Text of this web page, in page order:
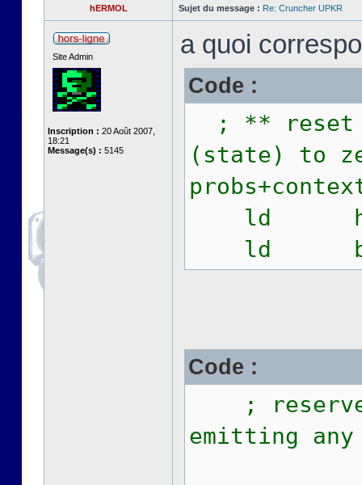
hERMOL Sujet du message : Re: Cruncher UPKR
Site Admin
Inscription : 20 Août 2007,
18:21
Message(s) : 5145
a quoi
Code :
; ** reset
(state) to
ld
ld
Code :
; reserve
emitting any